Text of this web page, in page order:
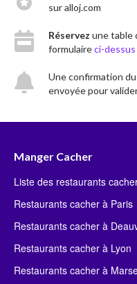
sur alloj.com
Réservez une table
formulaireci-dessus
Une confirmation
envoyée pour
Manger Cacher
Liste des restaurants
Restaurants cacher à Paris
Restaurants cacher à
Restaurants cacher à Lyon
Restaurants cacher à